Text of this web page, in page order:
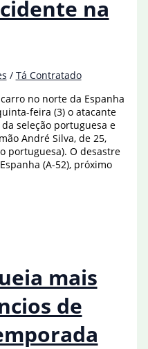
na
/ Tá Contratado
no norte da Espanha
feira (3) o atacante
seleção portuguesa e
André Silva, de 25,
portuguesa). O desastre
(A-52), próximo
mais
de